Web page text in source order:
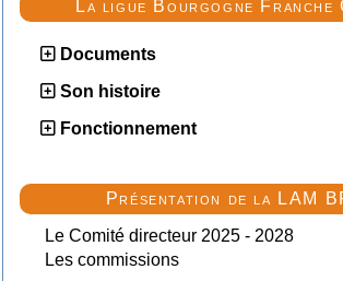
La ligue Bourgogne Franche
Documents
Son histoire
Fonctionnement
Présentation de la LAM
Le Comité directeur 2025 - 2028
Les commissions